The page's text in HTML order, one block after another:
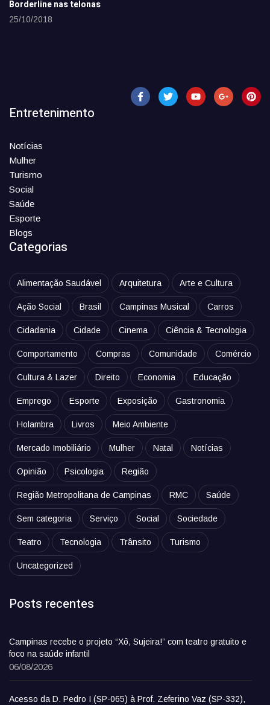
Borderline nas telonas
25/10/2018
Entretenimento
Notícias
Mulher
Turismo
Social
Saúde
Esporte
Blogs
Categorias
Alimentação Saudável Arquitetura Arte e Cultura
Ação Social Brasil Campinas Musical Carros
Cidadania Cidade Cinema Ciência & Tecnologia
Comportamento Compras Comunidade Comércio
Cultura & Lazer Direito Economia Educação
Emprego Esporte Exposição Gastronomia
Holambra Livros Meio Ambiente
Mercado Imobiliário Mulher Natal Notícias
Opinião Psicologia Região
Região Metropolitana de Campinas RMC Saúde
Sem categoria Serviço Social Sociedade
Teatro Tecnologia Trânsito Turismo
Uncategorized
Posts recentes
Campinas recebe o projeto “Xô, Sujeira!” com teatro gratuito e
foco na saúde infantil
06/08/2026
Acesso da D. Pedro I (SP-065) à Prof. Zeferino Vaz (SP-332),